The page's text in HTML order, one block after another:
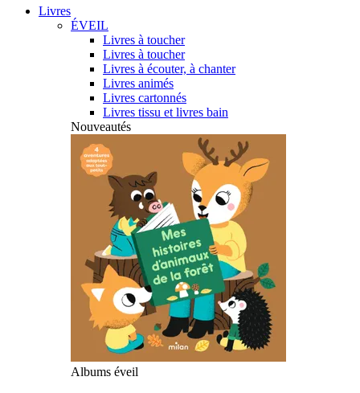
Livres
ÉVEIL
Livres à toucher
Livres à toucher
Livres à écouter, à chanter
Livres animés
Livres cartonnés
Livres tissu et livres bain
Nouveautés
Albums éveil